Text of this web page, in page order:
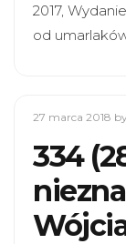
2017,
od
27 marca 2018
334